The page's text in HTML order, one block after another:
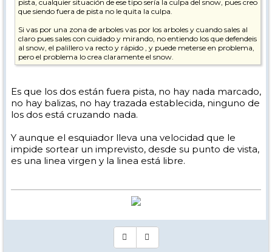
pista, cualquier situación de ese tipo sería la culpa del snow, pues creo
que siendo fuera de pista no le quita la culpa.
Si vas por una zona de arboles vas por los arboles y cuando sales al
claro pues sales con cuidado y mirando, no entiendo los que defendeis
al snow, el palillero va recto y rápido , y puede meterse en problema,
pero el problema lo crea claramente el snow.
Es que los dos están fuera pista, no hay nada marcado,
no hay balizas, no hay trazada establecida, ninguno de
los dos está cruzando nada.
Y aunque el esquiador lleva una velocidad que le
impide sortear un imprevisto, desde su punto de vista,
es una linea virgen y la linea está libre.